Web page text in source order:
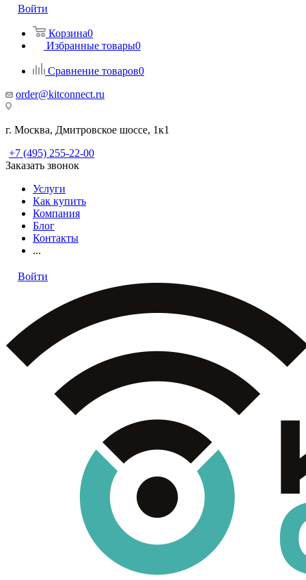
Войти
Корзина0
Избранные товары0
Сравнение товаров0
order@kitconnect.ru
г. Москва, Дмитровское шоссе, 1к1
+7 (495) 255-22-00
Заказать звонок
Услуги
Как купить
Компания
Блог
Контакты
...
Войти